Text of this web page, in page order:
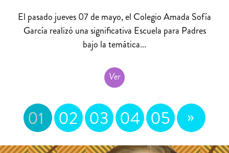
El pasado jueves 07 de mayo, el Colegio Amada Sofía
García realizó una significativa Escuela para Padres
bajo la temática...
Ver
01 02 03 04 05 »